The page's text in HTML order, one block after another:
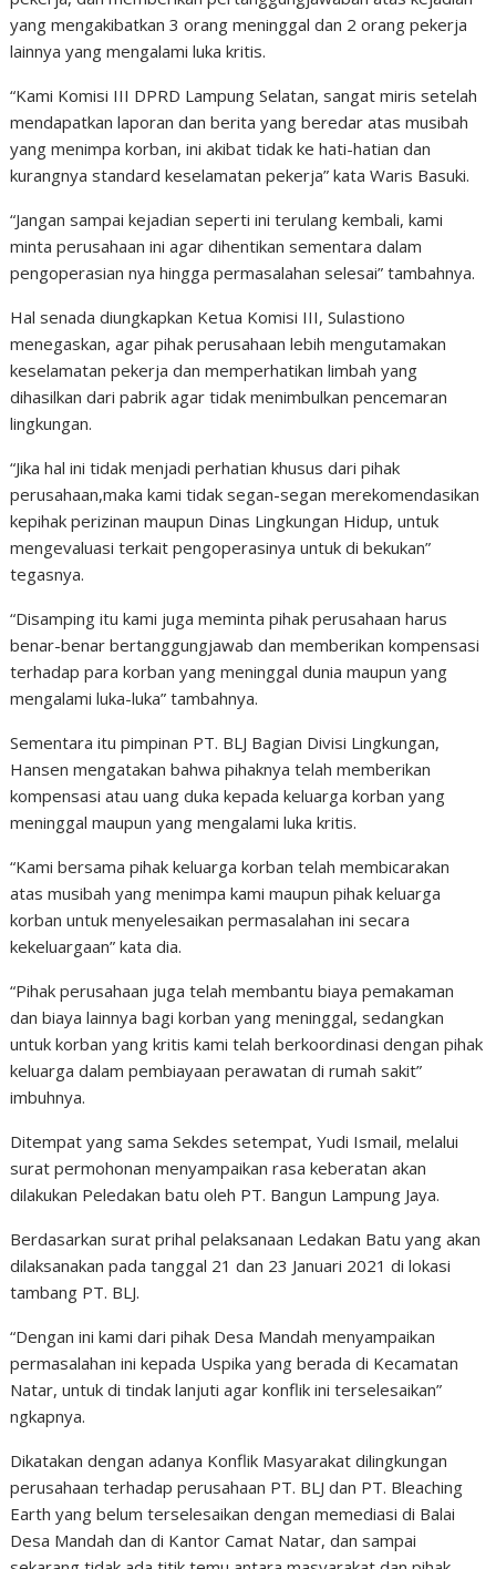
yang mengakibatkan 3 orang meninggal dan 2 orang pekerja
lainnya yang mengalami luka kritis.
“Kami Komisi III DPRD Lampung Selatan, sangat miris setelah
mendapatkan laporan dan berita yang beredar atas musibah
yang menimpa korban, ini akibat tidak ke hati-hatian dan
kurangnya standard keselamatan pekerja” kata Waris Basuki.
“Jangan sampai kejadian seperti ini terulang kembali, kami
minta perusahaan ini agar dihentikan sementara dalam
pengoperasian nya hingga permasalahan selesai” tambahnya.
Hal senada diungkapkan Ketua Komisi III, Sulastiono
menegaskan, agar pihak perusahaan lebih mengutamakan
keselamatan pekerja dan memperhatikan limbah yang
dihasilkan dari pabrik agar tidak menimbulkan pencemaran
lingkungan.
“Jika hal ini tidak menjadi perhatian khusus dari pihak
perusahaan,maka kami tidak segan-segan merekomendasikan
kepihak perizinan maupun Dinas Lingkungan Hidup, untuk
mengevaluasi terkait pengoperasinya untuk di bekukan”
tegasnya.
“Disamping itu kami juga meminta pihak perusahaan harus
benar-benar bertanggungjawab dan memberikan kompensasi
terhadap para korban yang meninggal dunia maupun yang
mengalami luka-luka” tambahnya.
Sementara itu pimpinan PT. BLJ Bagian Divisi Lingkungan,
Hansen mengatakan bahwa pihaknya telah memberikan
kompensasi atau uang duka kepada keluarga korban yang
meninggal maupun yang mengalami luka kritis.
“Kami bersama pihak keluarga korban telah membicarakan
atas musibah yang menimpa kami maupun pihak keluarga
korban untuk menyelesaikan permasalahan ini secara
kekeluargaan” kata dia.
“Pihak perusahaan juga telah membantu biaya pemakaman
dan biaya lainnya bagi korban yang meninggal, sedangkan
untuk korban yang kritis kami telah berkoordinasi dengan pihak
keluarga dalam pembiayaan perawatan di rumah sakit”
imbuhnya.
Ditempat yang sama Sekdes setempat, Yudi Ismail, melalui
surat permohonan menyampaikan rasa keberatan akan
dilakukan Peledakan batu oleh PT. Bangun Lampung Jaya.
Berdasarkan surat prihal pelaksanaan Ledakan Batu yang akan
dilaksanakan pada tanggal 21 dan 23 Januari 2021 di lokasi
tambang PT. BLJ.
“Dengan ini kami dari pihak Desa Mandah menyampaikan
permasalahan ini kepada Uspika yang berada di Kecamatan
Natar, untuk di tindak lanjuti agar konflik ini terselesaikan”
ngkapnya.
Dikatakan dengan adanya Konflik Masyarakat dilingkungan
perusahaan terhadap perusahaan PT. BLJ dan PT. Bleaching
Earth yang belum terselesaikan dengan memediasi di Balai
Desa Mandah dan di Kantor Camat Natar, dan sampai